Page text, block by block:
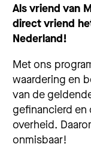
Als vriend van
direct vriend
Nederland!
Met ons
waardering en
van de
gefinancierd
overheid.
onmisbaar!